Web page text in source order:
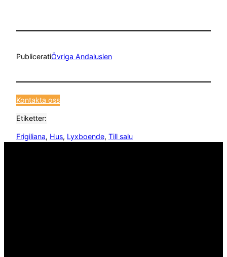
PubliceratiÖvriga Andalusien
Kontakta oss
Etiketter:
Frigiliana, Hus, Lyxboende, Till salu